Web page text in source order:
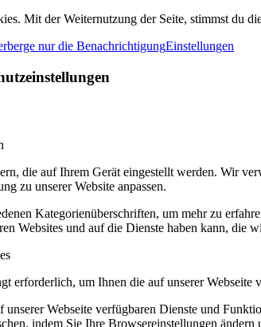
Mit der Weiternutzung der Seite, stimmst du
nur die BenachrichtigungEinstellungen
die auf Ihrem Gerät eingestellt werden. Wir
zu unserer Website anpassen.
Kategorienüberschriften, um mehr zu
Websites und auf die Dienste haben kann, die
erforderlich, um Ihnen die auf unserer
unserer Webseite verfügbaren Dienste und
indem Sie Ihre Browsereinstellungen